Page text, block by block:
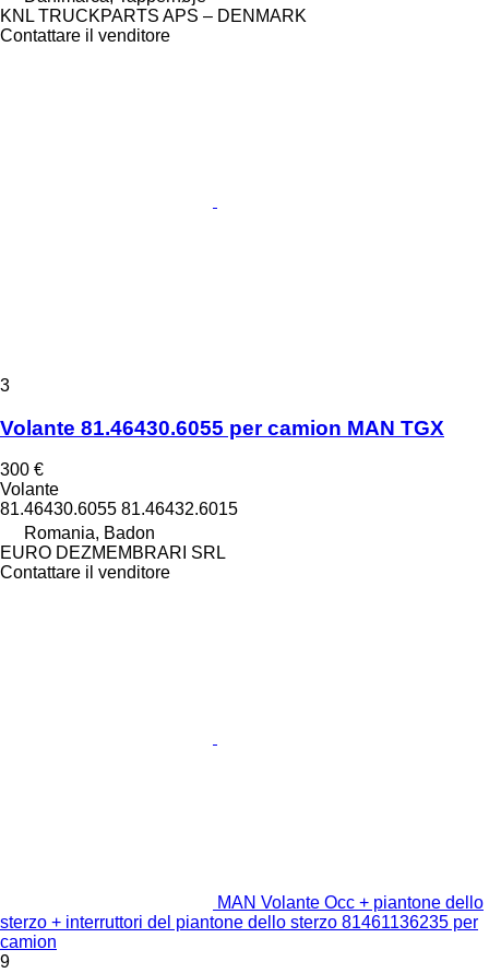
KNL TRUCKPARTS APS – DENMARK
Contattare il venditore
3
Volante 81.46430.6055 per camion MAN TGX
300 €
Volante
81.46430.6055 81.46432.6015
Romania, Badon
EURO DEZMEMBRARI SRL
Contattare il venditore
MAN Volante Occ + piantone dello
sterzo + interruttori del piantone dello sterzo 81461136235 per
camion
9